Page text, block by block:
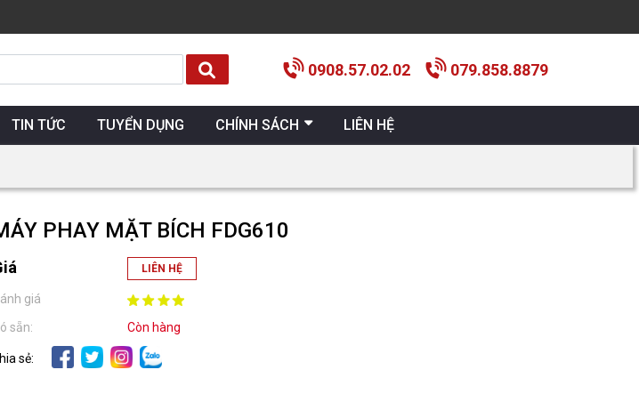
0908.57.02.02 079.858.8879
TIN TỨC TUYỂN DỤNG CHÍNH SÁCH LIÊN HỆ
PHAY MẶT BÍCH FDG610
LIÊN HỆ
giá
sẵn:
Còn hàng
sẻ: